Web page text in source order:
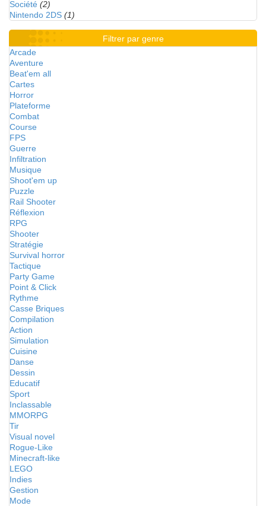
Société (2)
Nintendo 2DS (1)
Filtrer par genre
Arcade
Aventure
Beat'em all
Cartes
Horror
Plateforme
Combat
Course
FPS
Guerre
Infiltration
Musique
Shoot'em up
Puzzle
Rail Shooter
Réflexion
RPG
Shooter
Stratégie
Survival horror
Tactique
Party Game
Point & Click
Rythme
Casse Briques
Compilation
Action
Simulation
Cuisine
Danse
Dessin
Educatif
Sport
Inclassable
MMORPG
Tir
Visual novel
Rogue-Like
Minecraft-like
LEGO
Indies
Gestion
Mode